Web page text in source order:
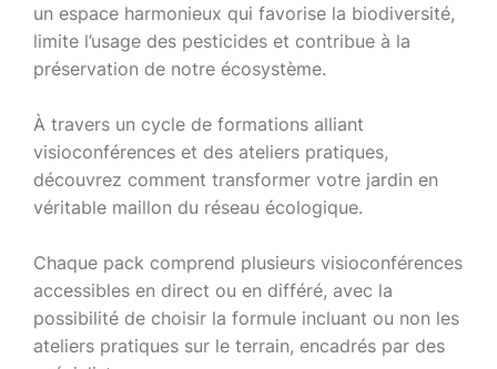
un espace harmonieux qui favorise la biodiversité,
limite l’usage des pesticides et contribue à la
préservation de notre écosystème.
À travers un cycle de formations alliant
visioconférences et des ateliers pratiques,
découvrez comment transformer votre jardin en
véritable maillon du réseau écologique.
Chaque pack comprend plusieurs visioconférences
accessibles en direct ou en différé, avec la
possibilité de choisir la formule incluant ou non les
ateliers pratiques sur le terrain, encadrés par des